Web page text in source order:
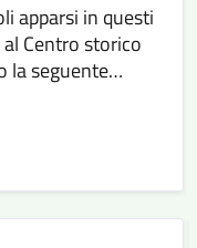
apparsi in questi
Centro storico
la seguente